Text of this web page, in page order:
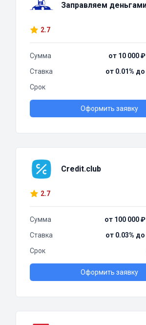
Заправляем
2.7
Сумма
от 10 000
Ставка
от 0.01%
Срок
Оформить заявку
Credit.club
2.7
Сумма
от 100 000
Ставка
от 0.03%
Срок
Оформить заявку